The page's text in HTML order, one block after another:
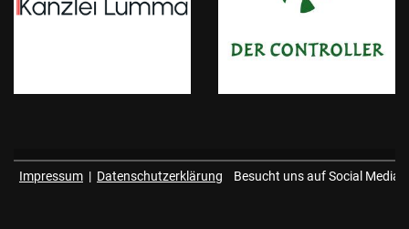
Impressum | Datenschutzerklärung Besucht uns auf Social Media